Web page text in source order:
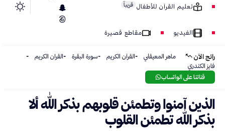
تعليم القرآن للأطفال قريباً
الفيديو مقاطع قصيرة
رائج الآن ماهر المعيقلي القرآن الكريم سورة البقرة
القران الكريم
فايز الكندري
قناتنا على الواتساب
الذين آمنوا وتطمئن قلوبهم بذكر الله ألا
بذكر الله تطمئن القلوب